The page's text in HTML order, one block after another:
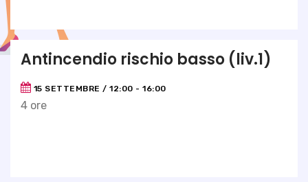
Antincendio rischio basso (liv.1)
15 SETTEMBRE / 12:00 -16:00
4 ore